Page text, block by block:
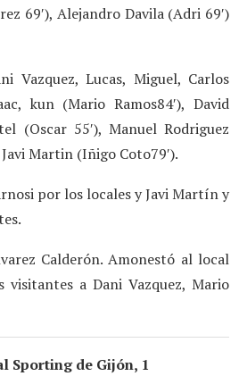
69′), Alejandro Davila (Adri 69′)
Vazquez, Lucas, Miguel, Carlos
kun (Mario Ramos84′), David
(Oscar 55′), Manuel Rodriguez
Martin (Iñigo Coto79′).
por los locales y Javi Martín y
Calderón. Amonestó al local
a Dani Vazquez, Mario
Sporting de Gijón, 1